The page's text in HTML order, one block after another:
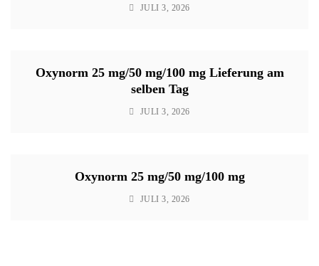
JULI 3, 2026
Oxynorm 25 mg/50 mg/100 mg Lieferung am
selben Tag
JULI 3, 2026
Oxynorm 25 mg/50 mg/100 mg
JULI 3, 2026